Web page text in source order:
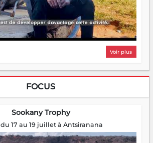
Voir plus
FOCUS
Sookany Trophy
17 au 19 juillet à Antsiranana